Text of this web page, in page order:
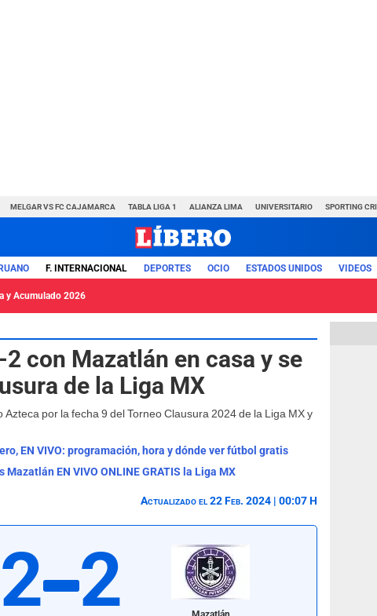
MELGAR VS FC CAJAMARCA TABLA LIGA 1 ALIANZA LIMA UNIVERSITARIO SPORTING
F. INTERNACIONAL DEPORTES OCIO ESTADOS UNIDOS VIDEOS
y Acumulado 2026
con Mazatlán en casa y se
de la Liga MX
por la fecha 9 del Torneo Clausura 2024 de la Liga MX y
EN VIVO: programación, hora y dónde ver fútbol gratis
EN VIVO ONLINE GRATIS la Liga MX
Actualizado el 22 Feb. 2024 | 00:07 H
2 2